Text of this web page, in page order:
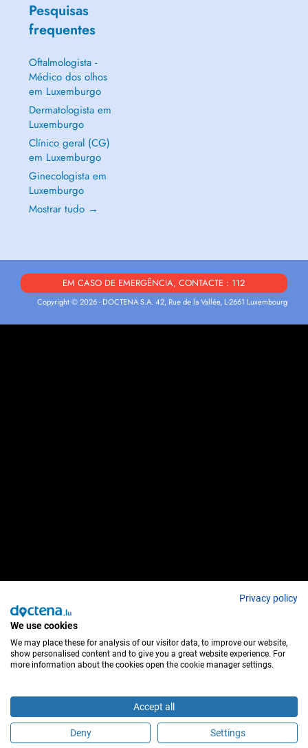
É este profissional de saúde?
Pesquisas
frequentes
Oftalmologista -
Médico dos olhos
em Luxemburgo
Dermatologista em
Luxemburgo
Clínico geral (CG)
em Luxemburgo
Ginecologista em
Luxemburgo
Mostrar tudo →
EM CASO DE EMERGÊNCIA, CONTACTE : 112
Copyright © 2026 - DOCTENA S.A. 42, Rue de la Vallée, L-2661 Luxembourg
Privacy policy
We use cookies
We may place these for analysis of our visitor data, to improve our website,
show personalised content and to give you a great website experience. For
more information about the cookies open the cookie manager settings.
Accept all
Deny Settings